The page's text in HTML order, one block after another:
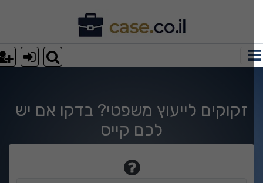
חיפוש
זקוקים לייעוץ משפטי? בדקו אם יש
לכם קייס